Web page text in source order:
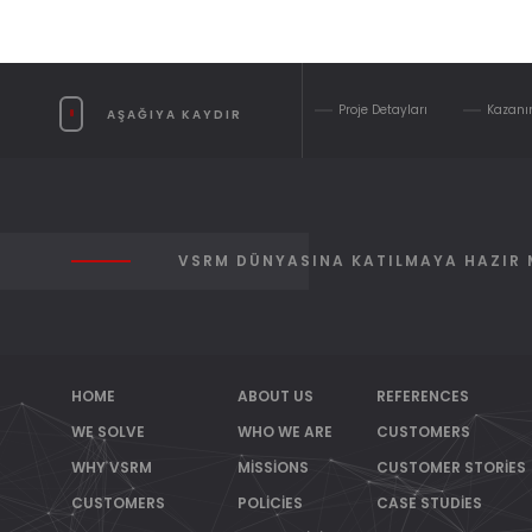
AŞAĞIYA KAYDIR Proje Detayları
VSRM DÜNYASINA KATILMAYA HAZIR
HOME
WE SOLVE
WHY VSRM
CUSTOMERS
ABOUT US
WHO WE ARE
MISSIONS
POLICIES
REFERENCES
CUSTOMERS
CUSTOMER STORIES
CASE STUDIES